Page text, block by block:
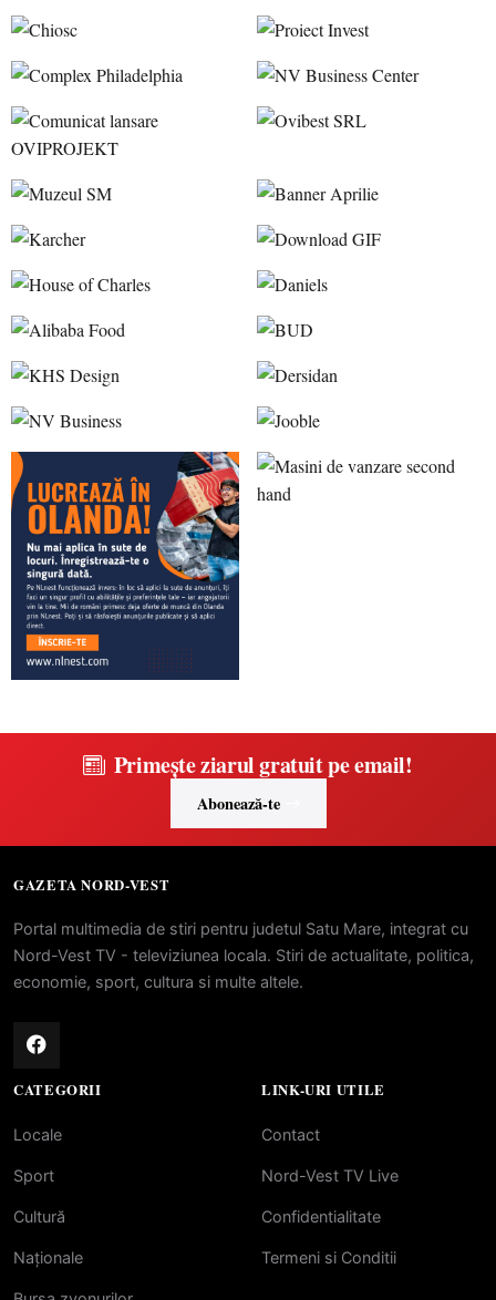
Primește ziarul gratuit pe email!
Abonează-te
GAZETA NORD-VEST
Portal multimedia de stiri pentru judetul Satu Mare, integrat cu
Nord-Vest TV - televiziunea locala. Stiri de actualitate, politica,
economie, sport, cultura si multe altele.
CATEGORII
Locale
Sport
Cultură
Naționale
LINK-URI UTILE
Contact
Nord-Vest TV Live
Confidentialitate
Termeni si Conditii